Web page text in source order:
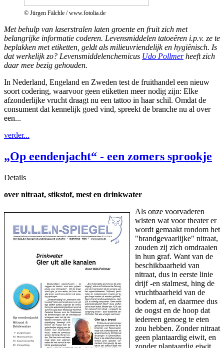
© Jürgen Fälchle / www.fotolia.de
Met behulp van laserstralen laten groente en fruit zich met
belangrijke informatie coderen. Levensmiddelen tatoeëren i.p.v. ze te
beplakken met etiketten, geldt als milieuvriendelijk en hygiënisch. Is
dat werkelijk zo? Levensmiddelenchemicus Udo Pollmerheeft zich
daar mee bezig gehouden.
In Nederland, Engeland en Zweden test de fruithandel een nieuw
soort codering, waarvoor geen etiketten meer nodig zijn: Elke
afzonderlijke vrucht draagt nu een tattoo in haar schil. Omdat de
consument dat kennelijk goed vind, spreekt de branche nu al over
een...
verder...
„Op eendenjacht“ - een zomers sprookje
Details
over nitraat, stikstof, mest en drinkwater
Als onze voorvaderen
wisten wat voor theater er
wordt gemaakt rondom het
"brandgevaarlijke" nitraat,
zouden zij zich omdraaien
in hun graf. Want van de
beschikbaarheid van
nitraat, dus in eerste linie
drijf -en stalmest, hing de
vruchtbaarheid van de
bodem af, en daarmee dus
de oogst en de hoop dat
iedereen genoeg te eten
zou hebben. Zonder nitraat
geen plantaardig eiwit, en
zonder plantaardig eiwit